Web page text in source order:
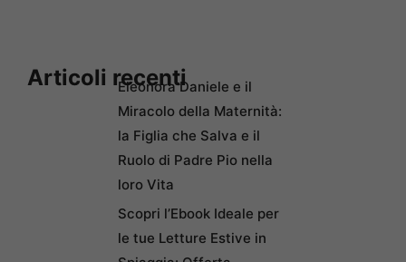
Articoli recentiEleonora Daniele e il
Miracolo della Maternità:
la Figlia che Salva e il
Ruolo di Padre Pio nella
loro Vita
Scopri l’Ebook Ideale per
le tue Letture Estive in